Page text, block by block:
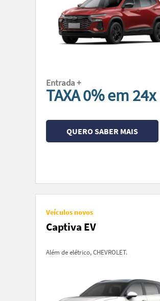
Entrada +
TAXA 0%em 24x
QUERO SABER MAIS
Veículos novos
Captiva EV
Além de elétrico, CHEVROLET.